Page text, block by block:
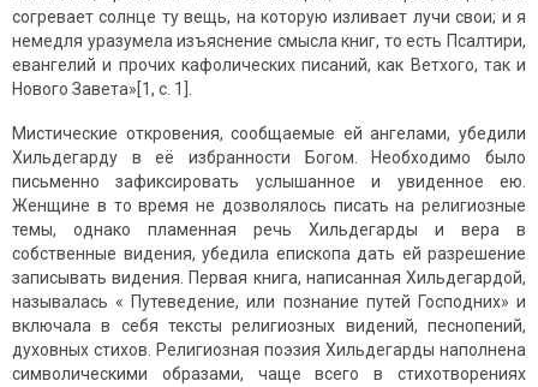
согревает солнце ту вещь, на которую изливает лучи свои; и я
немедля уразумела изъяснение смысла книг, то есть Псалтири,
евангелий и прочих кафолических писаний, как Ветхого, так и
Нового Завета»[1, c. 1].
Мистические откровения, сообщаемые ей ангелами, убедили
Хильдегарду в её избранности Богом. Необходимо было
письменно зафиксировать услышанное и увиденное ею.
Женщине в то время не дозволялось писать на религиозные
темы, однако пламенная речь Хильдегарды и вера в
собственные видения, убедила епископа дать ей разрешение
записывать видения. Первая книга, написанная Хильдегардой,
называлась « Путеведение, или познание путей Господних» и
включала в себя тексты религиозных видений, песнопений,
духовных стихов. Религиозная поэзия Хильдегарды наполнена
символическими образами, чаще всего в стихотворениях